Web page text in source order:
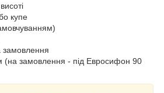
купе
замовлення
(на замовлення - під Евросифон 90